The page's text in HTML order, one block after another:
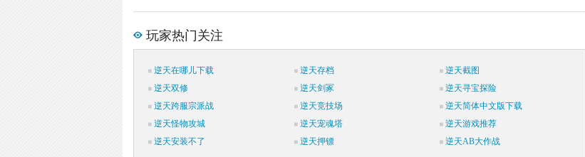
玩家热门关注
逆天在哪儿下载 逆天存档
逆天截图
逆天双修
逆天剑冢
逆天寻宝探险
逆天跨服宗派战
逆天竞技场
逆天简体中文版下载
逆天怪物攻城
逆天宠魂塔
逆天游戏推荐
逆天安装不了
逆天押镖 逆天AB大作战